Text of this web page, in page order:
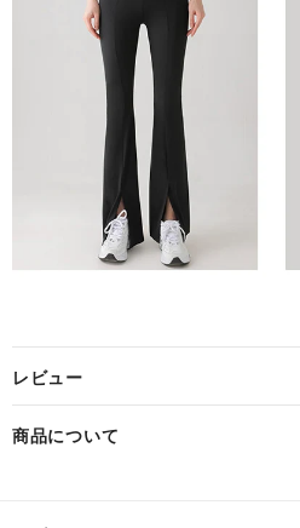
レビュー
商品について